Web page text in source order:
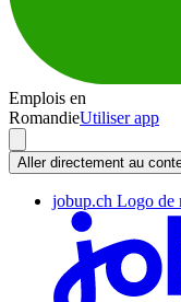
Emplois en
RomandieUtiliser app
Aller directement au
jobup.ch Logo de